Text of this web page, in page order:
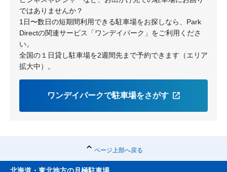
ではありませんか？
1日〜数日の短期間利用できる駐車場をお探しなら、Park
Directの関連サービス「ワンデイパーク」をご利用くださ
い。
全国の１日貸し駐車場を2週間先まで予約できます（エリア
拡大中）。
ワンデイパークで駐車場をさがす
ページ上部へ戻る